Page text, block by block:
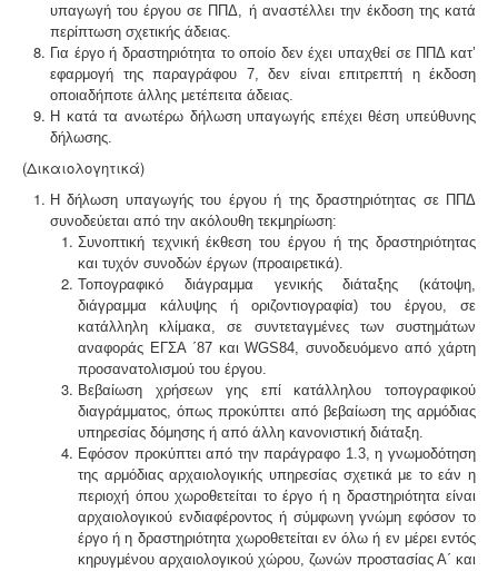
υπαγωγή του έργου σε ΠΠΔ, ή αναστέλλει την έκδοση της κατά
περίπτωση σχετικής άδειας.
Για έργο ή δραστηριότητα το οποίο δεν έχει υπα­χθεί σε ΠΠΔ κατ’
εφαρμογή της παραγράφου 7, δεν είναι επιτρεπτή η έκδοση
οποια­δήποτε άλλης μετέπειτα άδειας.
Η κατά τα ανωτέρω δήλωση υπαγωγής επέχει θέση υπεύθυνης
δήλωσης.
(Δικαιολογητικά)
Η δήλωση υπαγωγής του έργου ή της δραστηριότη­τας σε ΠΠΔ
συνοδεύεται από την ακόλουθη τεκμηρίωση:
Συνοπτική τεχνική έκθεση του έργου ή της δρα­στηριότητας
και τυχόν συνοδών έργων (προαιρετικά).
Τοπογραφικό διάγραμμα γενικής διάταξης (κάτοψη,
διάγραμμα κάλυψης ή οριζοντιογραφία) του έργου, σε
κατάλληλη κλίμακα, σε συντεταγμένες των συστημά­των
αναφοράς ΕΓΣΑ ΄87 καιWGS84,συνοδευόμενο από χάρτη
προσανατολισμού του έργου.
Βεβαίωση χρήσεων γης επί κατάλληλου τοπογρα­φικού
διαγράμματος, όπως προκύπτει από βεβαίωση της αρμόδιας
υπηρεσίας δόμησης ή από άλλη κανονιστική διάταξη.
Εφόσον προκύπτει από την παράγραφο 1.3, η γνωμοδότηση
της αρμόδιας αρχαι­ολογικής υπηρεσίας σχετικά με το εάν η
περιοχή όπου χωροθετείται το έργο ή η δραστηριότητα είναι
αρχαιο­λογικού ενδιαφέροντος ή σύμφωνη γνώμη εφόσον το
έργο ή η δραστηριότητα χωροθετείται εν όλω ή εν μέρει εντός
κηρυγμένου αρχαιολογικού χώρου, ζωνών προστασίας Α΄ και